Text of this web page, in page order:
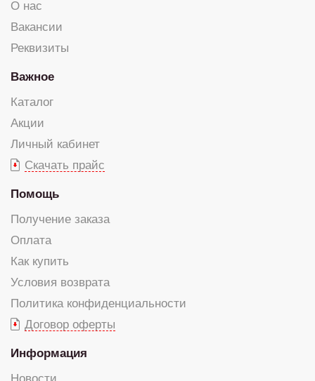
О нас
Вакансии
Реквизиты
Важное
Каталог
Акции
Личный кабинет
Скачать прайс
Помощь
Получение заказа
Оплата
Как купить
Условия возврата
Политика конфиденциальности
Договор оферты
Информация